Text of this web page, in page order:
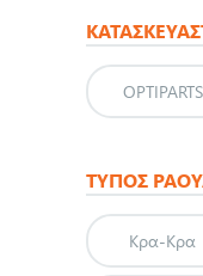
OPTIPARTS
ΤΎΠΟΣ
Κρα-Κρα